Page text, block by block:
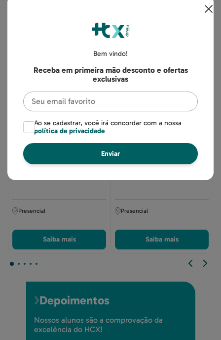
Pós-Graduação em Medicina de
Emergência
Presencial
Saiba mais
Imersão Observacional para
Presencial
Saiba mais
Depoimentos
Nossos alunos são a comprovação da
excelência do HCX!
Bem vindo!
Receba em primeira mão desconto e ofertas
exclusivas
Ao se cadastrar, você irá concordar com a nossa
política de privacidade
Enviar